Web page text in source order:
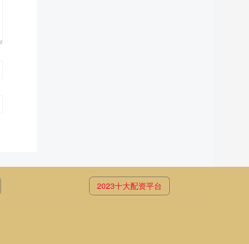
2023十大配资平台